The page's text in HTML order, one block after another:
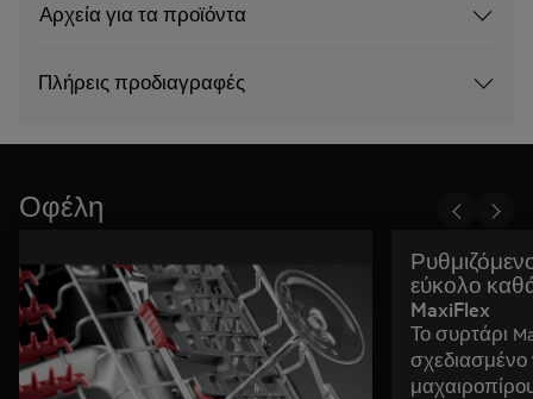
Αρχεία για τα προϊόντα
Πλήρεις προδιαγραφές
Οφέλη
εύκολο
MaxiFlex
Το συρτάρι